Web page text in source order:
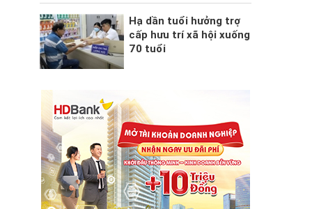
Hạ dần tuổi hưởng trợ
cấp hưu trí xã hội xuống
70 tuổi